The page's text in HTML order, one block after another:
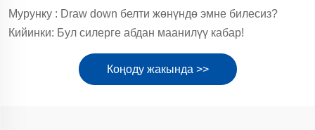
Мурунку : Draw down белти жөнүндө эмне билесиз?
Кийинки: Бул силерге абдан маанилүү кабар!
Коңоду жакында >>